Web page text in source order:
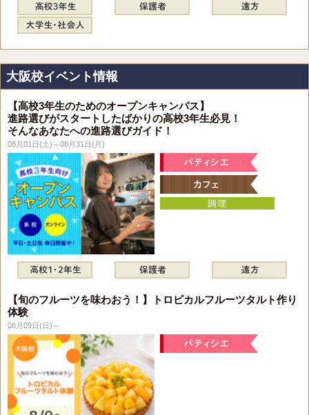
大阪校イベント情報
【高校3年生のためのオープンキャンパス】
進路選びがスタートしたばかりの高校3年生必見！
そんなあなたへの進路選びガイド！
08月01日(土)～08月31日(月)
【旬のフルーツを味わおう！】トロピカルフルーツタルト作り
体験
08月09日(日)～